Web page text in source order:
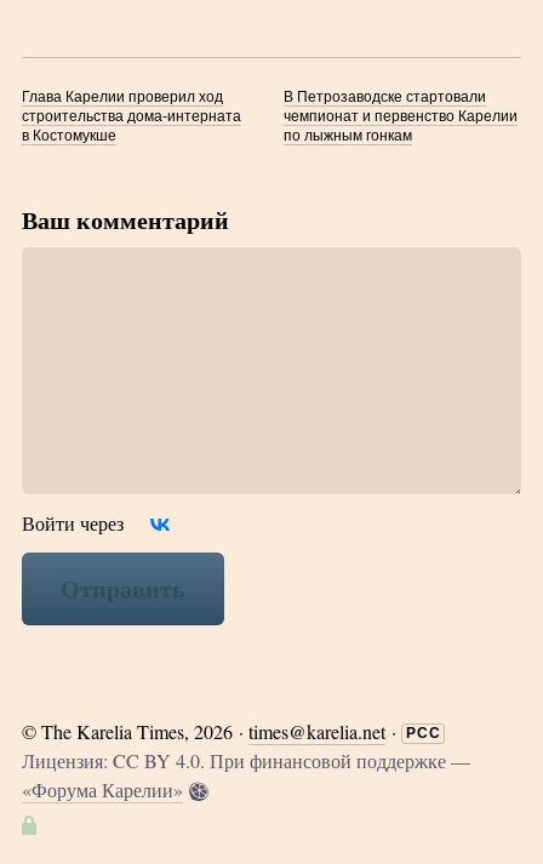
Глава Карелии проверил ход
строительства дома-интерната
в Костомукше
В Петрозаводске стартовали
чемпионат и первенство Карелии
по лыжным гонкам
Ваш комментарий
Войти через
Отправить
©The Karelia Times, 2026 · times@karelia.net· РСС
Лицензия: CC BY 4.0. При финансовой поддержке —
«Форума Карелии»